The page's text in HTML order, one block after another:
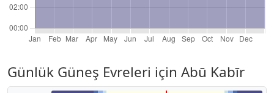
Günlük Güneş Evreleri için Abū Kabīr